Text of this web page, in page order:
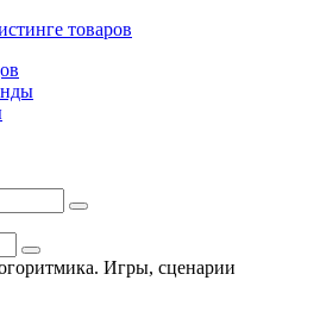
Игры, сценарии